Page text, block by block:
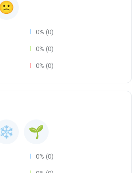
0% (0)
0% (0)
0% (0)
0% (0)